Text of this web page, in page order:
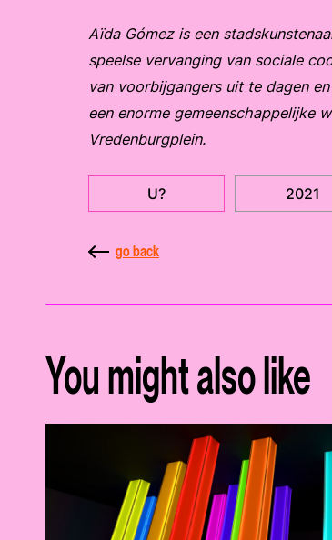
Aïda Gómez is een
speelse vervanging van sociale
van voorbijgangers uit te dagen
een enorme gemeenschappelijke
Vredenburgplein.
U? 2021
go back
You might also like